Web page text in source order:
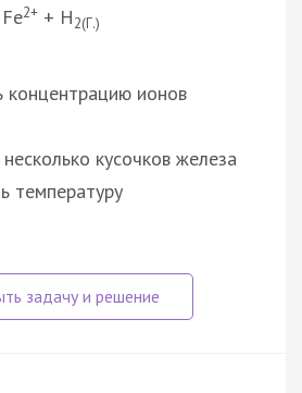
2+ + H2(Г.)
концентрацию ионов
кусочков железа
температуру